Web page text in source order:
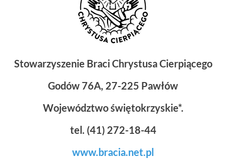
Stowarzyszenie Braci Chrystusa Cierpiącego
Godów 76A, 27-225 Pawłów
Województwo świętokrzyskie*.
tel. (41) 272-18-44
www.bracia.net.pl